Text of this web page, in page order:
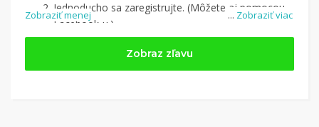
... Zobraziť viac
Jednoducho sa zaregistrujte. (Môžete aj pomocou
Facebook-u.)
Jednoducho sinájdite obchod, pomocou služby
(v ponuke je cca 1 500 obchodov).
Kliknite na tlačidlo „Nakupovať“.(Následne
Zobraziť menej
Zobraz zľavu